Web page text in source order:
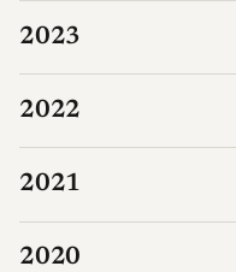
2023
2022
2021
2020